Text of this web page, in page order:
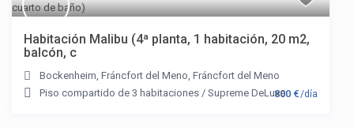
800 €/día
Habitación Malibu (4ª planta, 1 habitación, 20 m2,
balcón, c
Bockenheim,Fráncfort del Meno,Fráncfort del Meno
Piso compartido de 3 habitaciones /Supreme DeLuxe